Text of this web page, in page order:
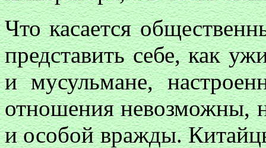
Что касается
представить себе, как
и мусульмане,
отношения невозможны,
и особой вражды.